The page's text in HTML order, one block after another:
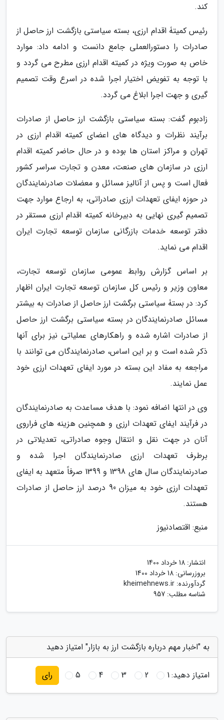
کند.
رئیس کمیتۀ اقدام ارزی، بسته سیاستی بازگشت ارز حاصل از
صادرات را دستورالعملی جامع دانست و ادامه داد: موارد
خاص به صورت ویژه در کمیته اقدام ارزی مطرح می گردد و
با توجه به تفویض اختیار اجرا شده در اسرع وقت تصمیم
گیری و جهت اجرا ابلاغ می گردد.
زادبوم گفت: بسته سیاستی بازگشت ارز حاصل از صادرات
برآیند نظرات و دیدگاه های اعضای کمیته اقدام ارزی در
تهران و مراکز استان ها بوده و در حال حاضر کمیته اقدام
ارزی در سازمان های صنعت، معدن و تجارت سراسر کشور
فعال است و پس از آنالیز مسائل و معضلات صادرنمایندگان
در حوزه ایفای تعهدات ارزی صادراتی، به ارجاع موارد جهت
تصمیم گیری نهایی به دبیرخانه کمیته اقدام ارزی مستقر در
دفتر توسعه خدمات بازرگانی سازمان توسعه تجارت ایران
اقدام می نماید.
بر اساس گزارش روابط عمومی سازمان توسعه تجارت،
معاون وزیر و رئیس کل سازمان توسعه تجارت ایران اظهار
کرد: در بستۀ سیاستی برگشت ارز حاصل از صادرات به بیشتر
مسائل صادرنمایندگان در بسته سیاستی برگشت ارز حاصل
از صادرات اشاره شده و راهکارهای عملیاتی نیز برای آنها
ذکر شده است و بر این اساس، صادرنمایندگان می توانند با
مراجعه به مفاد این بسته در مورد ایفای تعهدات ارزی خود
عمل نمایند.
وی در انتها اضافه نمود: با هدف مساعدت به صادرنمایندگان
در فرآیند ایفای تعهدات ارزی و همچنین هزینه های فراروی
آنان در جهت نقل و انتقال وجوه صادراتی، تعدیلاتی در
برطرف تعهدات ارزی صادرنمایندگان اجرا شده و
صادرنمایندگان سال های 1398 و 1399 صرفاً متعهد به ایفای
تعهدات ارزی خود به میزان 90 درصد ارز حاصل از صادرات
هستند.
منبع: اقتصادنیوز
انتشار: 18 خرداد 1400
بروزرسانی: 18 خرداد 1400
گردآورنده: kheimehnews.ir
شناسه مطلب: 957
به "اخبار مهم درباره بازگشت ارز به بازار" امتیاز دهید
امتیاز دهید:1
2
3
4
5 رای